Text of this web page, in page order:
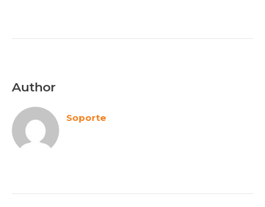
Author
Soporte